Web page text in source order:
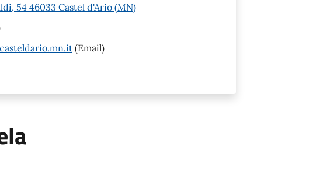
54 46033 Castel d'Ario (MN)
(Email)